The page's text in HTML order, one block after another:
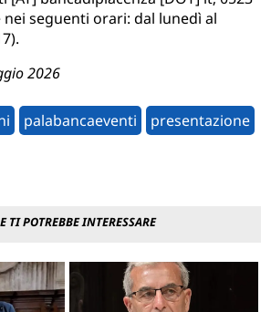
nei seguenti orari: dal lunedì al
2026
palabancaeventi presentazione
TI POTREBBE INTERESSARE